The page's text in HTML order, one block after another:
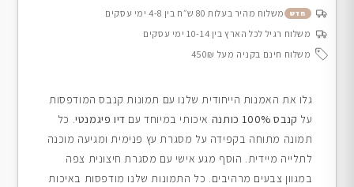
חדש
משלוח מהיר בעלות 80 ש״ח בין 4-8 ימי עסקים
משלוח רגיל לכל הארץ בין 10-14 ימי עסקים
משלוח חינם בקניה מעל 450₪
גלו את האמנות הייחודית שלנו עם תמונות קנבס המודפסות
על קנבס 100% כותנה איכותי במיוחד עם דיו פיגמנטי. כל
תמונה מתוחה בקפידה על מסגרת עץ פנימית ומגיעה מוכנה
לתלייה מיידית. הוסף מגע אישי עם מסגרת חיצונית צפה
במגוון צבעים מרהיבים. כל התמונות שלנו מודפסות באיכות